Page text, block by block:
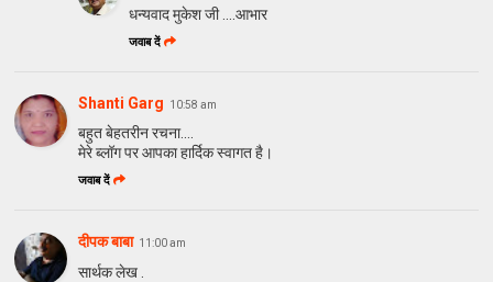
धन्यवाद मुकेश जी ....आभार
जवाब दें
Shanti Garg 10:58 am
बहुत बेहतरीन रचना....
मेरे ब्लॉग पर आपका हार्दिक स्वागत है।
जवाब दें
दीपक बाबा 11:00 am
सार्थक लेख .